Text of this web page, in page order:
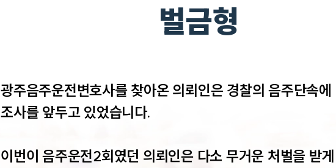
벌금형
광주음주운전변호사를 찾아온 의뢰인은 경찰의 음주단속
조사를 앞두고 있었습니다.
이번이 음주운전2회였던 의뢰인은 다소 무거운 처벌을 받